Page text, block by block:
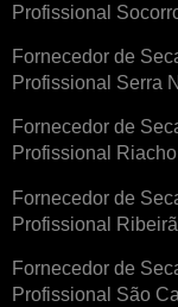
Profissional
Fornecedor de
Profissional Serra
Fornecedor de
Profissional
Fornecedor de
Profissional
Fornecedor de
Profissional São